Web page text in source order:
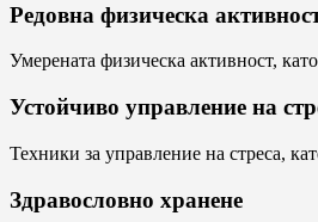
Редовна физическа
Умерената физическа активност,
Устойчиво управление на
Техники за управление на стреса,
Здравословно хранене